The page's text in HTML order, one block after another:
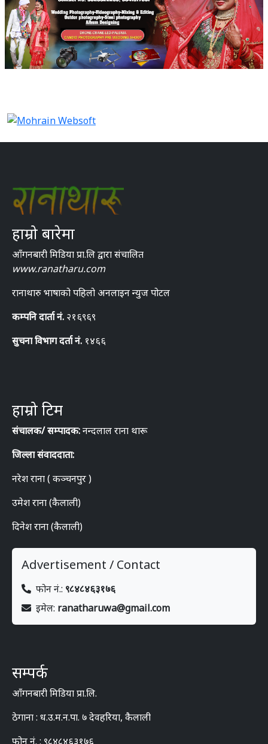
हाम्रो बारेमा
आँगनबारी मिडिया प्रा.लि द्वारा संचालित
www.ranatharu.com
रानाथारु भाषाको पहिलो अनलाइन न्युज पोटल
कम्पनि दार्ता नं. २१६९६९
सुचना विभाग दर्ता नं. १४६६
हाम्रो टिम
संचालक/ सम्पादक:नन्दलाल राना थारू
जिल्ला संवाददाता:
नरेश राना ( कञ्चनपुर )
उमेश राना (कैलाली)
दिनेश राना (कैलाली)
Advertisement / Contact
फोन नं.: ९८४८४६३१७६
इमेल: ranatharuwa@gmail.com
सम्पर्क
आँगनबारी मिडिया प्रा.लि.
ठेगाना : ध.उ.म.न.पा. ७ देवहरिया, कैलाली
फोन नं. : ९८४८४६३१७६